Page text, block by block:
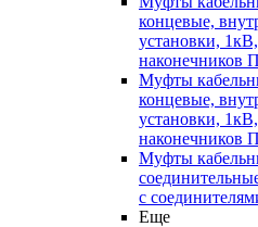
концевые,
установки,
Муфты
концевые,
установки,
Муфты
с
Еще